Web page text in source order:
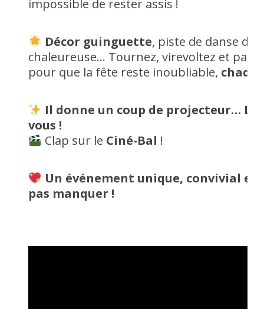
impossible de rester assis !
Décor guinguette, piste de danse
chaleureuse… Tournez, virevoltez et
pour que la fête reste inoubliable,
Il donne un coup de projecteur… La
vous !
Clap sur le Ciné-Bal !
Un événement unique, convivial et
pas manquer !